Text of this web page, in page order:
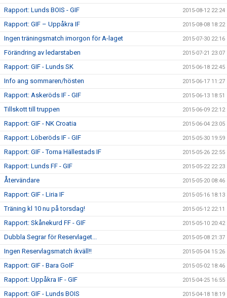
Rapport: Lunds BOIS - GIF 2015-08-12 22:24
Rapport: GIF – Uppåkra IF 2015-08-08 18:22
Ingen träningsmatch imorgon för A-laget 2015-07-30 22:16
Förändring av ledarstaben 2015-07-21 23:07
Rapport: GIF - Lunds SK 2015-06-18 22:45
Info ang sommaren/hösten 2015-06-17 11:27
Rapport: Askeröds IF - GIF 2015-06-13 18:51
Tillskott till truppen 2015-06-09 22:12
Rapport: GIF - NK Croatia 2015-06-04 23:05
Rapport: Löberöds IF - GIF 2015-05-30 19:59
Rapport: GIF - Torna Hällestads IF 2015-05-26 22:55
Rapport: Lunds FF - GIF 2015-05-22 22:23
Återvändare 2015-05-20 08:46
Rapport: GIF - Liria IF 2015-05-16 18:13
Träning kl 10 nu på torsdag! 2015-05-12 22:11
Rapport: Skånekurd FF - GIF 2015-05-10 20:42
Dubbla Segrar för Reservlaget... 2015-05-08 21:37
Ingen Reservlagsmatch ikväll!! 2015-05-04 15:26
Rapport: GIF - Bara GoIF 2015-05-02 18:46
Rapport: Uppåkra IF - GIF 2015-04-25 16:55
Rapport: GIF - Lunds BOIS 2015-04-18 18:19